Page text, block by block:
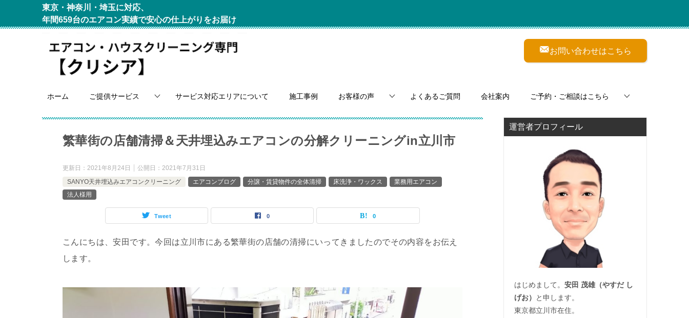
東京・神奈川・埼玉に対応、
年間659台のエアコン実績で安心の仕上がりをお届け
お問い合わせはこちら
ホーム ご提供サービス サービス対応エリアについて 施工事例 お客様の声 よくあるご質問 会社案内 ご予約・ご相談はこちら
繁華街の店舗清掃＆天井埋込みエアコンの分解クリーニングin立川市
更新日： 2021年8月24日 公開日： 2021年7月31日
SANYO天井埋込みエアコンクリーニング
エアコンブログ 分譲・賃貸物件の全体清掃 床洗浄・ワックス
業務用エアコン
法人様用
Tweet 0 0
こんにちは、安田です。今回は立川市にある繁華街の店舗の清掃にいってきましたのでその内容をお伝え
します。
運営者プロフィール
はじめまして。 安田 茂雄（やすだ し
げお）
と申します。
東京都立川市在住。